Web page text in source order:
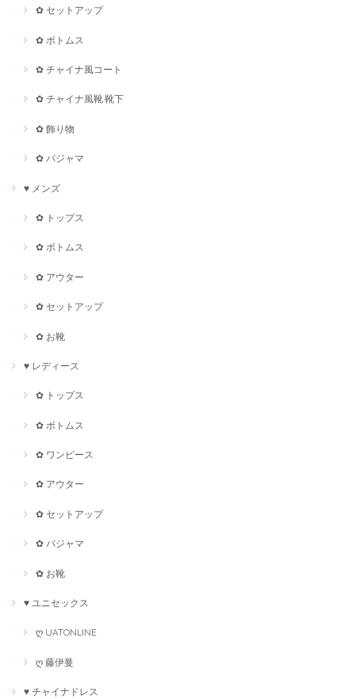
✿ セットアップ
✿ ボトムス
✿ チャイナ風コート
✿ チャイナ風靴·靴下
✿ 飾り物
✿ パジャマ
♥ メンズ
✿ トップス
✿ ボトムス
✿ アウター
✿ セットアップ
✿ お靴
♥ レディース
✿ トップス
✿ ボトムス
✿ ワンピース
✿ アウター
✿ セットアップ
✿ パジャマ
✿ お靴
♥ ユニセックス
ღ UATONLINE
ღ 藤伊曼
♥ チャイナドレス